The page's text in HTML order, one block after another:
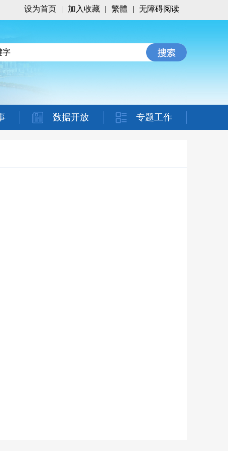
设为首页 | 加入收藏 | 繁體 | 无障碍阅读
数据开放 专题工作